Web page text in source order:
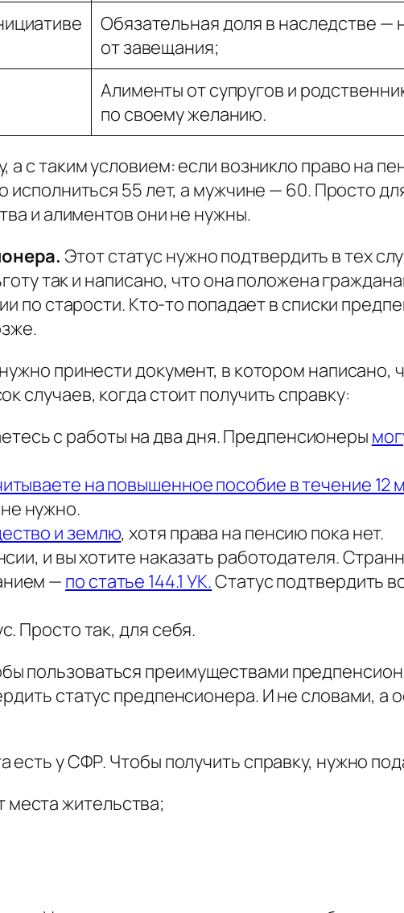
Обязательная доля в наследстве —
от завещания;
Алименты от супругов и
по своему желанию.
с таким условием: если возникло право на
55 лет, а мужчине — 60. Просто
и алиментов они не нужны.
Этот статус нужно подтвердить в тех
так и написано, что она положена
по старости. Кто-то попадает в списки
принести документ, в котором написано,
случаев, когда стоит получить справку:
с работы на два дня. Предпенсионеры
на повышенное пособие в течение 12
нужно.
и землю, хотя права на пенсию пока нет.
и вы хотите наказать работодателя.
— по статье 144.1 УК.Статус подтвердить
Просто так, для себя.
пользоваться преимуществами
статус предпенсионера. И не словами, а
у СФР. Чтобы получить справку, нужно
жительства;